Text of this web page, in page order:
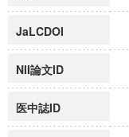
JaLCDOI
NII論文ID
医中誌ID